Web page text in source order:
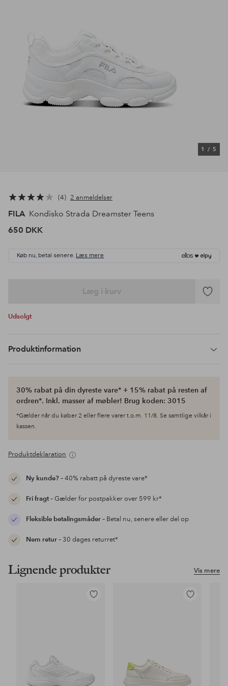
1 / 5
4 2 anmeldelser
FILA Kondisko Strada Dreamster Teens
650 DKK
Køb nu, betal senere. Læs mere
Læg i kurv
Tilføj
Udsolgt
Produktinformation
30% rabat på din dyreste vare* + 15% rabat på resten af
ordren*. Inkl. masser af møbler! Brug koden: 3015
*Gælder når du køber 2 eller flere varer t.o.m. 11/8. Se samtlige vilkår i
kassen.
Produktdeklaration
Ny kunde?– 40% rabatt på dyreste vare*
Fri fragt– Gælder for postpakker over 599 kr*
Fleksible betalingsmåder– Betal nu, senere eller del op
Nem retur– 30 dages returret*
Vis mere
Lignende produkter
Tilføj
Tilføj